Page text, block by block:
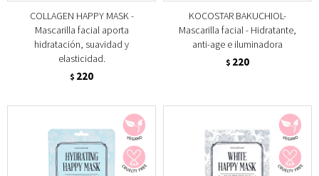
COLLAGEN HAPPY MASK -
Mascarilla facial aporta
hidratación, suavidad y
elasticidad.
$ 220
KOCOSTAR BAKUCHIOL-
Mascarilla facial - Hidratante,
anti-age e iluminadora
$ 220